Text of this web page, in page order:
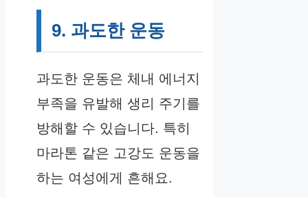
9. 과도한 운동
과도한 운동은 체내 에너지
부족을 유발해 생리 주기를
방해할 수 있습니다. 특히
마라톤 같은 고강도 운동을
하는 여성에게 흔해요.